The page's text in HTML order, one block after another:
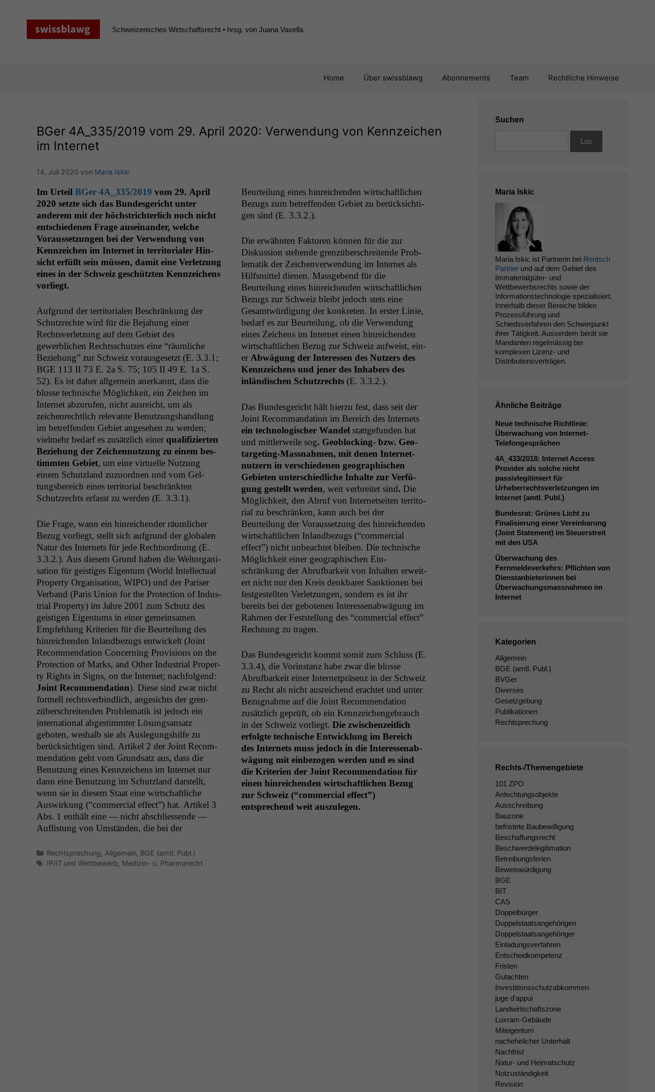
Schweizerisches Wirtschaftsrecht • hrsg. von Juana Vasella
Home Über swissblawg Abonnements Team Rechtliche Hinweise
BGer 4A_335/2019 vom 29. April 2020: Verwendung von Kennzeichen
im Internet
14. Juli 2020 von Maria Iskic
Im Urteil BGer 4A_335/2019 vom 29. April
2020 set­zte sich das Bun­des­gericht unter
anderem mit der höch­strichter­lich noch nicht
entsch­iede­nen Frage auseinan­der, welche
Voraus­set­zun­gen bei der Ver­wen­dung von
Kennze­ichen im Inter­net in ter­ri­to­ri­aler Hin­
sicht erfüllt sein müssen, damit eine Ver­let­zung
eines in der Schweiz geschützten Kennze­ichens
vorliegt.
Auf­grund der ter­ri­to­ri­alen Beschränkung der
Schutzrechte wird für die Bejahung ein­er
Rechtsver­let­zung auf dem Gebi­et des
gewerblichen Rechtss­chutzes eine “räum­liche
Beziehung” zur Schweiz voraus­ge­set­zt (E. 3.3.1;
BGE 113 II73 E. 2a S. 75; 105 II49 E. 1a S.
52). Es ist daher all­ge­mein anerkan­nt, dass die
blosse tech­nis­che Möglichkeit, ein Zeichen im
Inter­net abzu­rufen, nicht aus­re­icht, um als
zeichen­rechtlich rel­e­vante Benutzung­shand­lung
im betr­e­f­fend­en Gebi­et ange­se­hen zu wer­den;
vielmehr bedarf es zusät­zlich ein­er qual­i­fizierten
Beziehung der Zeichen­nutzung zu einem bes­
timmten Gebi­et, um eine virtuelle Nutzung
einem Schut­z­land zuzuord­nen und vom Gel­
tungs­bere­ich eines ter­ri­to­r­i­al beschränk­ten
Schutzrechts erfasst zu wer­den (E. 3.3.1).
Die Frage, wann ein hin­re­ichen­der räum­lich­er
Bezug vor­liegt, stellt sich auf­grund der glob­alen
Natur des Inter­nets für jede Recht­sor­d­nung (E.
3.3.2.). Aus diesem Grund haben die Wel­tor­gan­i­
sa­tion für geistiges Eigen­tum (World Intel­lec­tu­al
Prop­er­ty Organ­i­sa­tion, WIPO) und der Paris­er
Ver­band (Paris Union for the Pro­tec­tion of Indus­
tri­al Prop­er­ty) im Jahre 2001 zum Schutz des
geisti­gen Eigen­tums in ein­er gemein­samen
Empfehlung Kri­te­rien für die Beurteilung des
hin­re­ichen­den Inland­bezugs entwick­elt (Joint
Rec­om­men­da­tion Con­cern­ing Pro­vi­sions on the
Pro­tec­tion of Marks, and Oth­er Indus­tri­al Prop­er­
ty Rights in Signs, on the Inter­net; nach­fol­gend:
Joint Rec­om­men­da­tion). Diese sind zwar nicht
formell rechtsverbindlich, angesichts der gren­
züber­schre­i­t­en­den Prob­lematik ist jedoch ein
inter­na­tion­al abges­timmter Lösungsansatz
geboten, weshalb sie als Ausle­gung­shil­fe zu
berück­sichti­gen sind. Artikel 2 der Joint Rec­om­
men­da­tion geht vom Grund­satz aus, dass die
Benutzung eines Kennze­ichens im Inter­net nur
dann eine Benutzung im Schut­z­land darstellt,
wenn sie in diesem Staat eine wirtschaftliche
Auswirkung (“com­mer­cial effect”) hat. Artikel 3
Abs. 1 enthält eine — nicht abschliessende —
Auflis­tung von Umstän­den, die bei der
Beurteilung eines hin­re­ichen­den wirtschaftlichen
Bezugs zum betr­e­f­fend­en Gebi­et zu berück­sichti­
gen sind (E. 3.3.2.).
Die erwäh­n­ten Fak­toren kön­nen für die zur
Diskus­sion ste­hende gren­züber­schre­i­t­ende Prob­
lematik der Zeichen­ver­wen­dung im Inter­net als
Hil­f­s­mit­tel dienen. Mass­gebend für die
Beurteilung eines hin­re­ichen­den wirtschaftlichen
Bezugs zur Schweiz bleibt jedoch stets eine
Gesamtwürdi­gung der konkreten. In erster Lin­ie,
bedarf es zur Beurteilung, ob die Ver­wen­dung
eines Zeichens im Inter­net einen hin­re­ichen­den
wirtschaftlichen Bezug zur Schweiz aufweist, ein­
erAbwä­gung der Inter­essen des Nutzers des
Kennze­ichens und jen­er des Inhab­ers des
inländis­chen Schutzrechts (E. 3.3.2.).
Das Bun­des­gericht hält hierzu fest, dass seit der
Joint Recom­man­da­tion im Bere­ich des Inter­nets
ein tech­nol­o­gis­ch­er Wan­del stattge­fun­den hat
und mit­tler­weile sog. Geoblock­ing- bzw. Geo­
tar­get­ing-Mass­nah­men, mit denen Inter­net­
nutzern in ver­schiede­nen geo­graphis­chen
Gebi­eten unter­schiedliche Inhalte zur Ver­fü­
gung gestellt wer­den, weit ver­bre­it­et sind. Die
Möglichkeit, den Abruf von Inter­net­seit­en ter­ri­to­
r­i­al zu beschränken, kann auch bei der
Beurteilung der Voraus­set­zung des hin­re­ichen­den
wirtschaftlichen Inland­bezugs (“com­mer­cial
effect”) nicht unbeachtet bleiben. Die tech­nis­che
Möglichkeit ein­er geo­graphis­chen Ein­
schränkung der Abruf­barkeit von Inhal­ten erweit­
ert nicht nur den Kreis denkbar­er Sank­tio­nen bei
fest­gestell­ten Ver­let­zun­gen, son­dern es ist ihr
bere­its bei der gebote­nen Inter­essen­ab­wä­gung im
Rah­men der Fest­stel­lung des “com­mer­cial effect”
Rech­nung zu tragen.
Das Bun­des­gericht kommt somit zum Schluss (E.
3.3.4), die Vorin­stanz habe zwar die blosse
Abruf­barkeit ein­er Inter­net­präsenz in der Schweiz
zu Recht als nicht aus­re­ichend erachtet und unter
Bezug­nahme auf die Joint Rec­om­men­da­tion
zusät­zlich geprüft, ob ein Kennze­ichenge­brauch
in der Schweiz vor­liegt. Die zwis­chen­zeitlich
erfol­gte tech­nis­che Entwick­lung im Bere­ich
des Inter­nets muss jedoch in die Inter­essen­ab­
wä­gung mit ein­be­zo­gen wer­den und es sind
die Kri­te­rien der Joint Rec­om­men­da­tion für
einen hin­re­ichen­den wirtschaftlichen Bezug
zur Schweiz (“com­mer­cial effect”)
entsprechend weit auszulegen.
Kategorien
Rechtsprechung, Allgemein, BGE (amtl. Publ.)
Schlagwörter
IP/IT und Wettbewerb, Medizin- u. Pharmarecht
Suchen
Maria Iskic
Maria Iskic ist Partnerin bei Rentsch
Partnerund auf dem Gebiet des
Immaterialgüter- und
Wettbewerbsrechts sowie der
Informationstechnologie spezialisiert.
Innerhalb dieser Bereiche bilden
Prozessführung und
Schiedsverfahren den Schwerpunkt
ihrer Tätigkeit. Ausserdem berät sie
Mandanten regelmässig bei
komplexen Lizenz- und
Distributionsverträgen.
Ähnliche Beiträge
Neue technische Richtlinie:
Überwachung von Internet-
Telefongesprächen
4A_433/2018: Internet Access
Provider als solche nicht
passivlegitimiert für
Urheberrechtsverletzungen im
Internet (amtl. Publ.)
Bundesrat: Grünes Licht zu
Finalisierung einer Vereinbarung
(Joint Statement) im Steuerstreit
mit den USA
Überwachung des
Fernmeldeverkehrs: Pflichten von
Dienstanbieterinnen bei
Überwachungsmassnahmen im
Internet
Kategorien
Allgemein
BGE (amtl. Publ.)
BVGer
Diverses
Gesetzgebung
Publikationen
Rechtsprechung
Rechts-/Themengebiete
101 ZPO
Anfechtungsobjekte
Ausschreibung
Bauzone
befristete Baubewilligung
Beschaffungsrecht
Beschwerdelegitimation
Betreibungsferien
Beweiswürdigung
BGE
BIT
CAS
Doppelbürger
Doppelstaatsangehörigen
Doppelstaatsangehöriger
Einladungsverfahren
Entscheidkompetenz
Fristen
Gutachten
Investitionsschutzabkommen
juge d'appui
Landwirtschaftszone
Luxram-Gebäude
Miteigentum
nachehelicher Unterhalt
Nachfrist
Natur- und Heimatschutz
Notzuständigkeit
Revision